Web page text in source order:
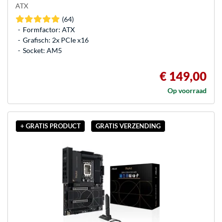
ATX
(64)
Formfactor: ATX
Grafisch: 2x PCIe x16
Socket: AM5
€ 149,00
Op voorraad
+ GRATIS PRODUCT GRATIS VERZENDING